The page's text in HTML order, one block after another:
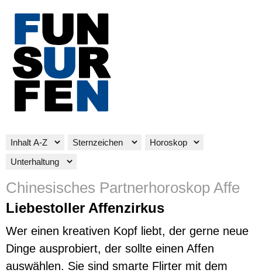
Chinesisches Partnerhoroskop Affe
Liebestoller Affenzirkus
Wer einen kreativen Kopf liebt, der gerne neue
Dinge ausprobiert, der sollte einen Affen
auswählen. Sie sind smarte Flirter mit dem